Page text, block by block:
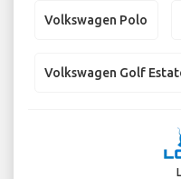
Volkswagen Polo
Volkswagen Golf